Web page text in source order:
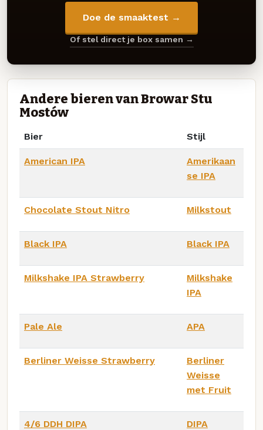
Doe de smaaktest →
Of stel direct je box samen →
Andere bieren van Browar Stu
Mostów
Bier Stijl
American IPA
Amerikaan
se IPA
Chocolate Stout Nitro Milkstout
Black IPA Black IPA
Milkshake IPA Strawberry
Milkshake
IPA
Pale Ale APA
Berliner Weisse Strawberry
Berliner
Weisse
met Fruit
4/6 DDH DIPA DIPA